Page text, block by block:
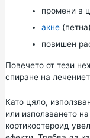
промени в
акне(петна)
повишен
Повечето от тези
спиране на
Като цяло,
или използването
кортикостероид